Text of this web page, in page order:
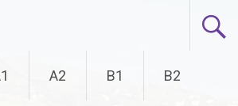
A2 B1 B2